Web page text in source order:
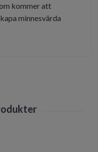
kommer att
minnesvärda